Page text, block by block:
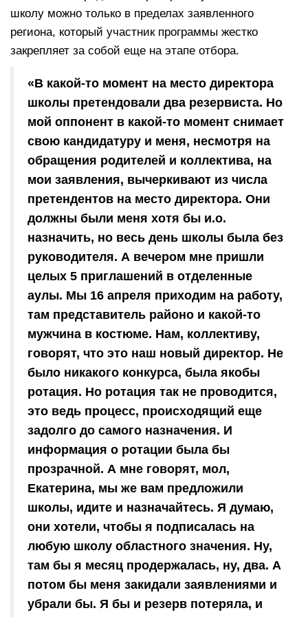
школу можно только в пределах заявленного
региона, который участник программы жестко
закрепляет за собой еще на этапе отбора.
«В какой-то момент на место директора
школы претендовали два резервиста. Но
мой оппонент в какой-то момент снимает
свою кандидатуру и меня, несмотря на
обращения родителей и коллектива, на
мои заявления, вычеркивают из числа
претендентов на место директора. Они
должны были меня хотя бы и.о.
назначить, но весь день школы была без
руководителя. А вечером мне пришли
целых 5 приглашений в отделенные
аулы. Мы 16 апреля приходим на работу,
там представитель районо и какой-то
мужчина в костюме. Нам, коллективу,
говорят, что это наш новый директор. Не
было никакого конкурса, была якобы
ротация. Но ротация так не проводится,
это ведь процесс, происходящий еще
задолго до самого назначения. И
информация о ротации была бы
прозрачной. А мне говорят, мол,
Екатерина, мы же вам предложили
школы, идите и назначайтесь. Я думаю,
они хотели, чтобы я подписалась на
любую школу областного значения. Ну,
там бы я месяц продержалась, ну, два. А
потом бы меня закидали заявлениями и
убрали бы. Я бы и резерв потеряла, и